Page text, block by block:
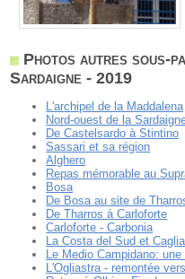
Photos autres sous-
Sardaigne - 2019
L'archipel de la Maddalena
Nord-ouest de la
De Castelsardo à Stintino
Sassari et sa région
Alghero
Repas mémorable au
Bosa
De Bosa au site de
De Tharros à Carloforte
Carloforte - Carbonia
La Costa del Sud et
Le Medio Campidano:
L'Ogliastra - remontée